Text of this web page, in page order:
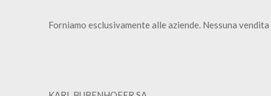
Forniamo esclusivamente alle aziende. Nessuna